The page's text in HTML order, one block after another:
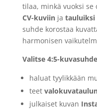
tilaa, minkä vuoksi
CV-kuviinja tauluiksi
suhde korostaa
harmonisen
Valitse 4:5-
haluat tyylikkään
teet
julkaiset kuvan